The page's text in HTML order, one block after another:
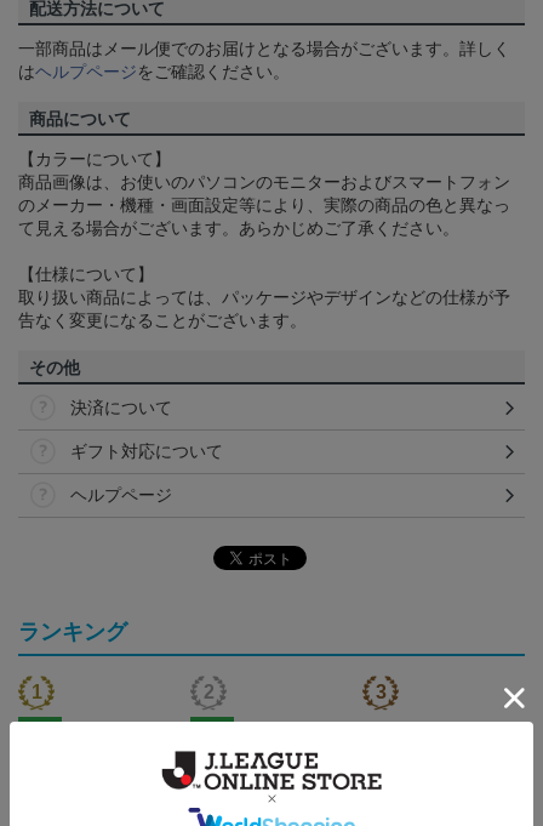
配送方法について
一部商品はメール便でのお届けとなる場合がございます。詳しく
はヘルプページをご確認ください。
商品について
【カラーについて】
商品画像は、お使いのパソコンのモニターおよびスマートフォン
のメーカー・機種・画面設定等により、実際の商品の色と異なっ
て見える場合がございます。あらかじめご了承ください。
【仕様について】
取り扱い商品によっては、パッケージやデザインなどの仕様が予
告なく変更になることがございます。
その他
決済について
ギフト対応について
ヘルプページ
ランキング